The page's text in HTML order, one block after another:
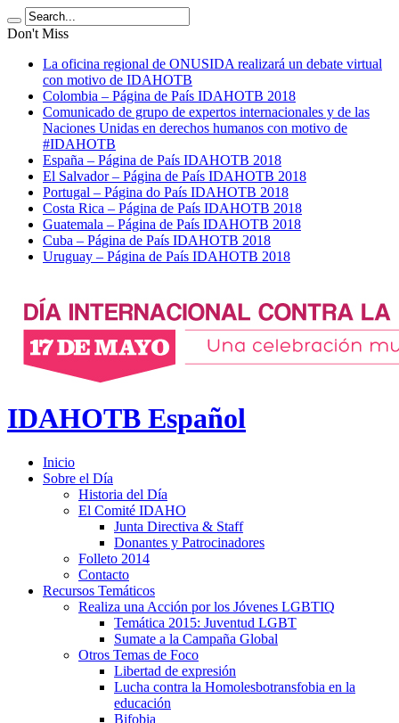
Don't Miss
La oficina regional de ONUSIDA realizará un debate virtual
con motivo de IDAHOTB
Colombia – Página de País IDAHOTB 2018
Comunicado de grupo de expertos internacionales y de las
Naciones Unidas en derechos humanos con motivo de
#IDAHOTB
España – Página de País IDAHOTB 2018
El Salvador – Página de País IDAHOTB 2018
Portugal – Página do País IDAHOTB 2018
Costa Rica – Página de País IDAHOTB 2018
Guatemala – Página de País IDAHOTB 2018
Cuba – Página de País IDAHOTB 2018
Uruguay – Página de País IDAHOTB 2018
IDAHOTB Español
Inicio
Sobre el Día
Historia del Día
El Comité IDAHO
Junta Directiva & Staff
Donantes y Patrocinadores
Folleto 2014
Contacto
Recursos Temáticos
Realiza una Acción por los Jóvenes LGBTIQ
Temática 2015: Juventud LGBT
Sumate a la Campaña Global
Otros Temas de Foco
Libertad de expresión
Lucha contra la Homolesbotransfobia en la
educación
Bifobia